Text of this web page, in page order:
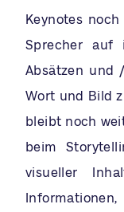
Keynotes
Sprecher auf
Absätzen und
Wort und Bild
bleibt noch
beim
visueller